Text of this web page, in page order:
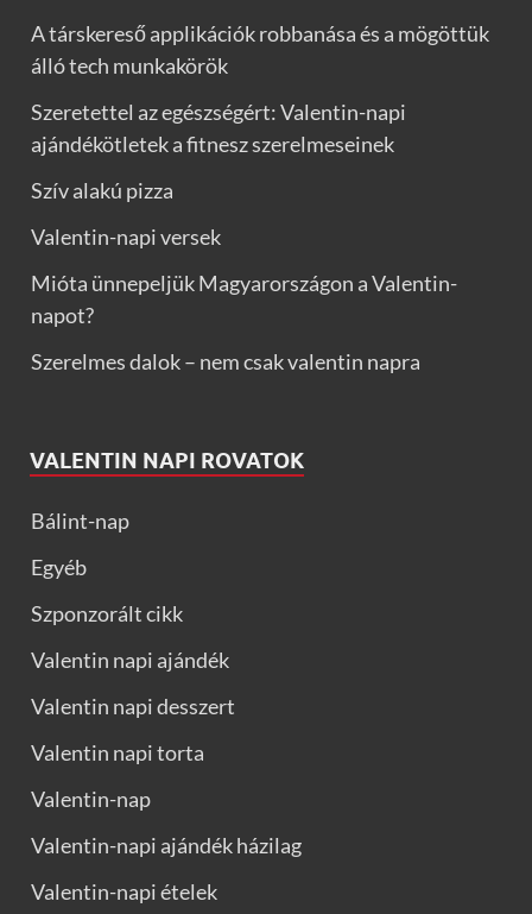
A társkereső applikációk robbanása és a mögöttük
álló tech munkakörök
Szeretettel az egészségért: Valentin-napi
ajándékötletek a fitnesz szerelmeseinek
Szív alakú pizza
Valentin-napi versek
Mióta ünnepeljük Magyarországon a Valentin-
napot?
Szerelmes dalok – nem csak valentin napra
VALENTIN NAPI ROVATOK
Bálint-nap
Egyéb
Szponzorált cikk
Valentin napi ajándék
Valentin napi desszert
Valentin napi torta
Valentin-nap
Valentin-napi ajándék házilag
Valentin-napi ételek